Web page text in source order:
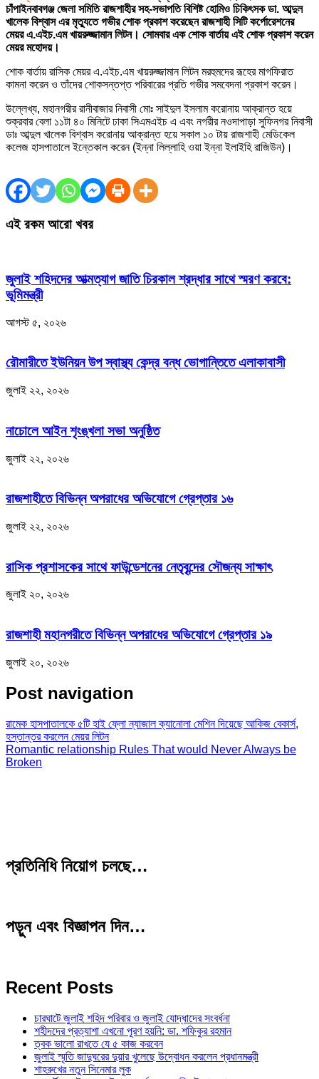
চাঁপাইনবাবগঞ্জ জেলা সমিতি রাজশাহীর সহ-সভাপতি বিশিষ্ট হোমিও চিকিৎসক ডা. আব্দুল
খালেক বিশ্বাস এর মৃত্যুতে গভীর শোক প্রকাশ করেছেন রাজশাহী সিটি কর্পোরেশনের
মেয়র এ.এইচ.এম খায়রুজ্জামান লিটন। সোমবার এক শোক বার্তায় এই শোক প্রকাশ করেন
মেয়র মহোদয়।
শোক বার্তায় রাসিক মেয়র এ.এইচ.এম খায়রুজ্জামান লিটন মরহুমদের রূহের মাগফিরাত
কামনা করেন ও তাঁদের শোকসন্তপ্ত পরিবারের প্রতি গভীর সমবেদনা প্রকাশ করেন।
উল্লেখ্য, মহানগরীর রানীবাজার নিবাসী মোঃ সাইদুল ইসলাম করোনায় আক্রান্ত হয়ে
শুক্রবার বেলা ১১টা ৪০ মিনিটে ঢাকা সিএমএইচ এ এবং নগরীর নওদাপাড়া সুফিনগর নিবাসী
ডাঃ আব্দুল খালেক বিশ্বাস করোনায় আক্রান্ত হয়ে সকাল ১০ টায় রাজশাহী মেডিকেল
কলেজ হাসপাতালে ইন্তেকাল করেন (ইন্না লিল্লাহি ওয়া ইন্না ইলাইহি রাজিউন)।
এই রকম আরো খবর
জুলাই শহিদদের আত্মত্যাগ জাতি চিরকাল শ্রদ্ধার সাথে স্মরণ করবে:
ভূমিমন্ত্রী
আগস্ট ৫, ২০২৬
রৌমারীতে ইউনিয়ন উপ স্বাস্থ্য কেন্দ্র বন্ধ ভোগান্তিতে এলাকাবাসী
জুলাই ২২, ২০২৬
নাচোলে আইন শৃংঙ্খলা সভা অনুষ্ঠিত
জুলাই ২২, ২০২৬
রাজশাহীতে বিভিন্ন অপরাধের অভিযোগে গ্রেপ্তার ১৬
জুলাই ২২, ২০২৬
রাসিক প্রশাসকের সাথে ফাউন্ডেশনের নেতৃবৃন্দের সৌজন্য সাক্ষাৎ
জুলাই ২০, ২০২৬
রাজশাহী মহানগরীতে বিভিন্ন অপরাধের অভিযোগে গ্রেপ্তার ১৯
জুলাই ২০, ২০২৬
Post navigation
রামেক হাসপাতালকে ৫টি হাই ফ্লো ন্যাজাল ক্যানোলা মেশিন দিয়েছে আকিজ বেকার্স,
হস্তান্তর করলেন মেয়র লিটন
Romantic relationship Rules That would Never Always be
Broken
প্রতিনিধি নিয়োগ চলছে…
পড়ুন এবং বিজ্ঞাপন দিন…
Recent Posts
চারঘাটে জুলাই শহিদ পরিবার ও জুলাই যোদ্ধাদের সংবর্ধনা
শহীদদের প্রত্যাশা এখনো পূরণ হয়নি: ডা. শফিকুর রহমান
ত্বক ভালো রাখতে যে ৫ কাজ করবেন
জুলাই স্মৃতি জাদুঘরের দুয়ার খুলেছে উদ্বোধন করলেন প্রধানমন্ত্রী
শাহরুখের নতুন সিনেমার লুক